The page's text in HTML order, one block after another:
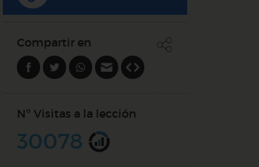
Compartir en
Nº Visitas a la lección
30078